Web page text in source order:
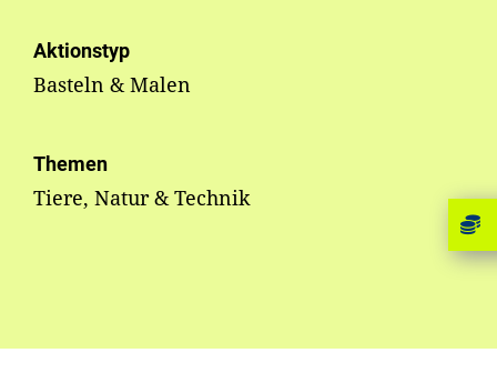
Aktionstyp
Basteln & Malen
Themen
Tiere, Natur & Technik